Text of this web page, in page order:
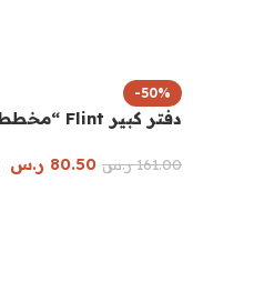
-50%
دفتر كبير Flint “مخطط”
161.00 ر.س 80.50 ر.س